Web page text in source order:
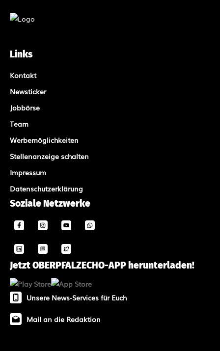
Links
Kontakt
Newsticker
Jobbörse
Team
Werbemöglichkeiten
Stellenanzeige schalten
Impressum
Datenschutzerklärung
Soziale Netzwerke
Jetzt OBERPFALZECHO-APP herunterladen!
Unsere News-Services für Euch
Mail an die Redaktion